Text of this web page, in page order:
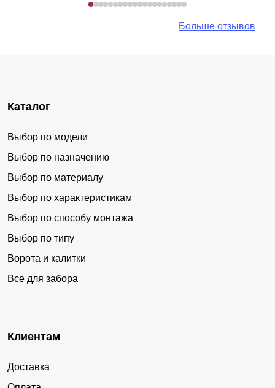
Больше отзывов
Каталог
Выбор по модели
Выбор по назначению
Выбор по материалу
Выбор по характеристикам
Выбор по способу монтажа
Выбор по типу
Ворота и калитки
Все для забора
Клиентам
Доставка